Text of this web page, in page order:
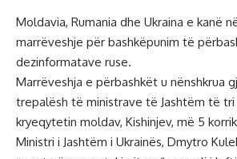
Moldavia, Rumania dhe Ukraina e kanë
marrëveshje për bashkëpunim të
dezinformatave ruse.
Marrëveshja e përbashkët u nënshkrua
trepalësh të ministrave të Jashtëm të
kryeqytetin moldav, Kishinjev, më 5
Ministri i Jashtëm i Ukrainës, Dmytro